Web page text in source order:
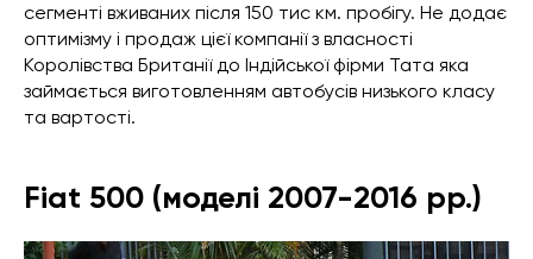
сегменті вживаних після 150 тис км. пробігу. Не додає
оптимізму і продаж цієї компанії з власності
Королівства Британії до Індійської фірми Тата яка
займається виготовленням автобусів низького класу
та вартості.
Fiat 500 (моделі 2007-2016 рр.)